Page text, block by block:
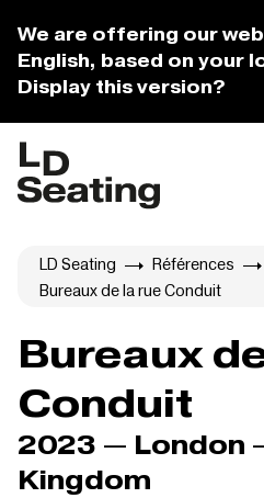
We are offering our
English, based on your
Display this version?
LD Seating
Références
Bureaux de la rue Conduit
Bureaux
Conduit
2023 — London
Kingdom